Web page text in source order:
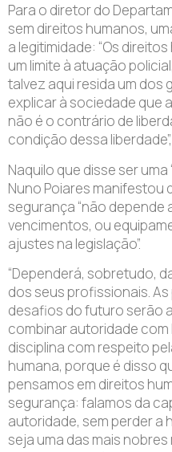
Para o diretor do
sem direitos humanos,
a legitimidade: “Os
um limite à atuação
talvez aqui resida um dos
explicar à sociedade que
não é o contrário de
condição dessa
Naquilo que disse ser
Nuno Poiares manifestou
segurança “não depende
vencimentos, ou
ajustes na legislação”.
“Dependerá, sobretudo,
dos seus profissionais.
desafios do futuro serão
combinar autoridade
disciplina com respeito
humana, porque é disso
pensamos em direitos
segurança: falamos da
autoridade, sem perder a
seja uma das mais